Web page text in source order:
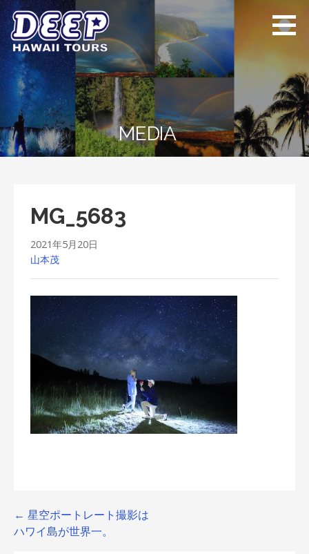
Skip
to
content
ディープ ハワイ
ツアーズ
ハワイ島のプライベー
トツアー
MEDIA
MG_5683
2021年5月20日
山本茂
Post
← 星空ポートレート撮影は
ハワイ島が世界一。